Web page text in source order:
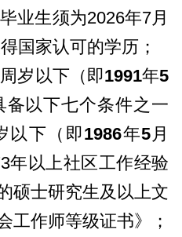
业生须为2026年7月
国家认可的学历；
周岁以下（即1991年5
以下七个条件之一
以下（即1986年5月
年以上社区工作经验
硕士研究生及以上文
工作师等级证书》；